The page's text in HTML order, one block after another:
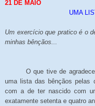
21 DE MAIO
UMA
Um exercício que pratico é o
minhas bênçãos...
O que tive de
uma lista das bênçãos pelas
com a de ter nascido com
exatamente setenta e quatro